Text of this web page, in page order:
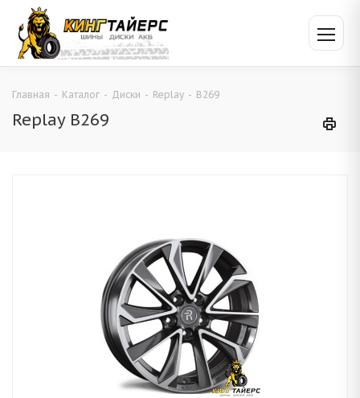
Главная - Каталог - Диски - Replay - B269
Replay B269